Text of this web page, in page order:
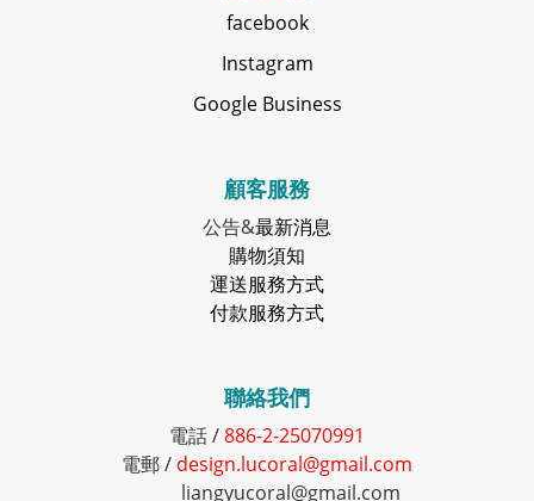
facebook
Instagram
Google Business
顧客服務
公告&最新消息
購物須知
運送服務方式
付款服務方式
聯絡我們
電話 /886-2-25070991
電郵 / design.lucoral@gmail.com
liangyucoral@gmail.com